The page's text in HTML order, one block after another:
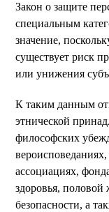
Закон о защите
специальным
значение,
существует риск
или унижения
К таким данным
этнической
философских
ассоциациях,
здоровья,
безопасности, а